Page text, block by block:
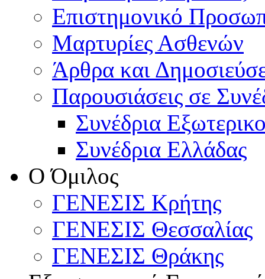
Επιστημονικό
Μαρτυρίες Ασθενών
Άρθρα και
Παρουσιάσεις σε
Συνέδρια
Συνέδρια Ελλάδας
Ο Όμιλος
ΓΕΝΕΣΙΣ Κρήτης
ΓΕΝΕΣΙΣ Θεσσαλίας
ΓΕΝΕΣΙΣ Θράκης